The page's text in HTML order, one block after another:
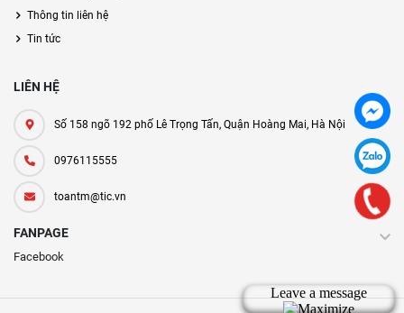
Thông tin liên hệ
Tin tức
LIÊN HỆ
Số 158 ngõ 192 phố Lê Trọng Tấn, Quận Hoàng Mai, Hà Nội
0976115555
toantm@tic.vn
FANPAGE
Facebook